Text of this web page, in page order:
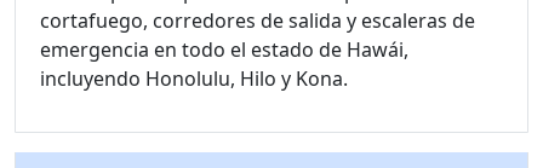
cortafuego, corredores de salida y escaleras de
emergencia en todo el estado de Hawái,
incluyendo Honolulu, Hilo y Kona.